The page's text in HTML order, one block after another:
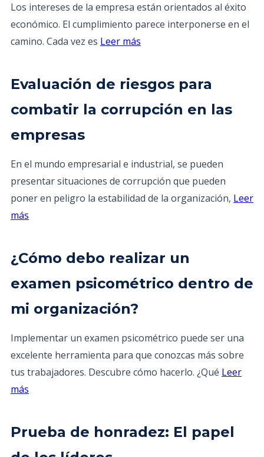
Los intereses de la empresa están orientados al éxito
económico. El cumplimiento parece interponerse en el
camino. Cada vez es Leer más
Evaluación de riesgos para
combatir la corrupción en las
empresas
En el mundo empresarial e industrial, se pueden
presentar situaciones de corrupción que pueden
poner en peligro la estabilidad de la organización, Leer
más
¿Cómo debo realizar un
examen psicométrico dentro de
mi organización?
Implementar un examen psicométrico puede ser una
excelente herramienta para que conozcas más sobre
tus trabajadores. Descubre cómo hacerlo. ¿Qué Leer
más
Prueba de honradez: El papel